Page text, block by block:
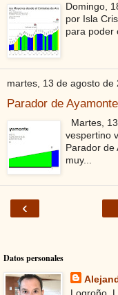
Domingo,
por Isla
para poder
martes, 13 de agosto de
Parador de Ayamonte
Martes,
vespertino
Parador de
muy...
‹
Datos personales